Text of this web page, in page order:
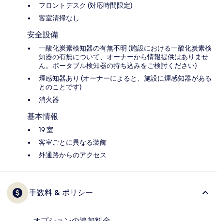
フロントデスク (対応時間限定)
客室清掃なし
安全設備
一酸化炭素検知器の有無不明 (施設における一酸化炭素検
知器の有無について、オーナーから情報提供はありませ
ん。ポータブル検知器の持ち込みをご検討ください)
煙感知器あり (オーナーによると、施設に煙感知器がある
とのことです)
消火器
基本情報
19 室
客室ごとに異なる装飾
外通路からのアクセス
手数料 & ポリシー